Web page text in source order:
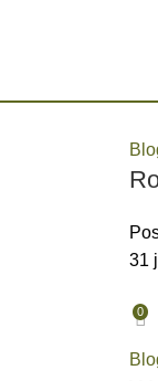
31
0